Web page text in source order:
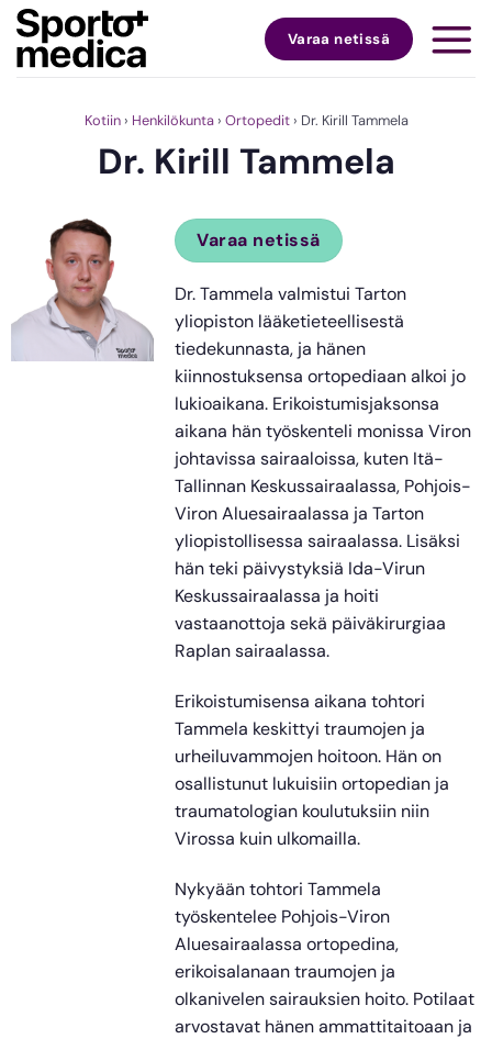
Skip
content
Varaa netissä
Kotiin › Henkilökunta › Ortopedit › Dr. Kirill Tammela
Dr. Kirill Tammela
Varaa netissä
Dr. Tammela valmistui Tarton
yliopiston lääketieteellisestä
tiedekunnasta, ja hänen
kiinnostuksensa ortopediaan alkoi jo
lukioaikana. Erikoistumisjaksonsa
aikana hän työskenteli monissa Viron
johtavissa sairaaloissa, kuten Itä-
Tallinnan Keskussairaalassa, Pohjois-
Viron Aluesairaalassa ja Tarton
yliopistollisessa sairaalassa. Lisäksi
hän teki päivystyksiä Ida-Virun
Keskussairaalassa ja hoiti
vastaanottoja sekä päiväkirurgiaa
Raplan sairaalassa.
Erikoistumisensa aikana tohtori
Tammela keskittyi traumojen ja
urheiluvammojen hoitoon. Hän on
osallistunut lukuisiin ortopedian ja
traumatologian koulutuksiin niin
Virossa kuin ulkomailla.
Nykyään tohtori Tammela
työskentelee Pohjois-Viron
Aluesairaalassa ortopedina,
erikoisalanaan traumojen ja
olkanivelen sairauksien hoito. Potilaat
arvostavat hänen ammattitaitoaan ja